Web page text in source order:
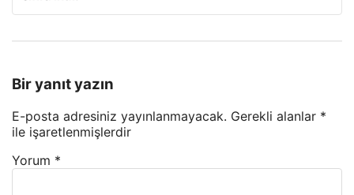
Bir yanıt yazın
E-posta adresiniz yayınlanmayacak. Gerekli alanlar *
ile işaretlenmişlerdir
Yorum *